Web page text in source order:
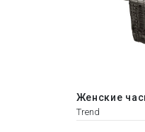
Женские
Trend